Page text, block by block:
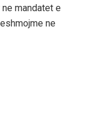
mandatet e
ne